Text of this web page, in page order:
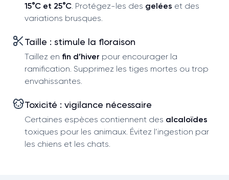
15°C et 25°C . Protégez-les des gelées et des
variations brusques.
Taille : stimule la floraison
Taillez en fin d’hiver pour encourager la
ramification. Supprimez les tiges mortes ou trop
envahissantes.
Toxicité : vigilance nécessaire
Certaines espèces contiennent des alcaloïdes
toxiques pour les animaux. Évitez l’ingestion par
les chiens et les chats.